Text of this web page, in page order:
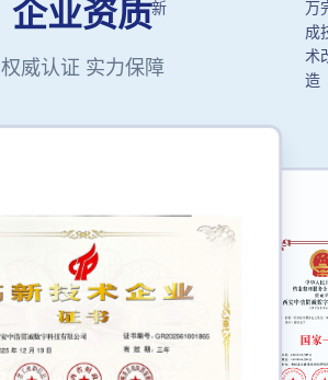
新
万
成
术
造
企业资质
权威认证 实力保障